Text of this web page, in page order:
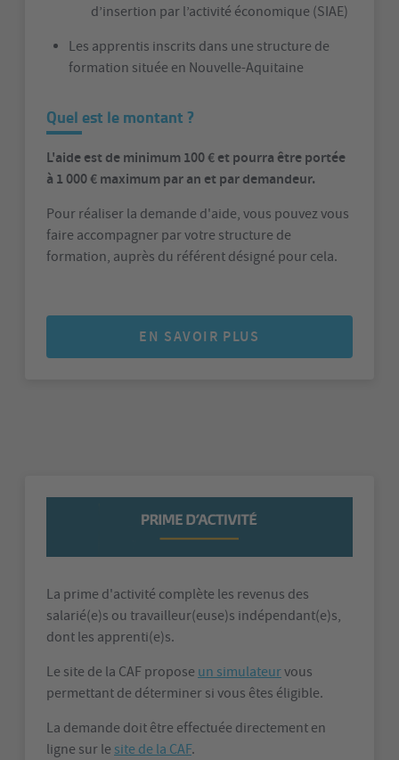
d’insertion par l’activité économique (SIAE)
Les apprentis inscrits dans une structure de
formation située en Nouvelle-Aquitaine
Quel est le montant ?
L'aide est de minimum 100 € et pourra être portée
à 1 000 € maximum par an et par demandeur.
Pour réaliser la demande d'aide, vous pouvez vous
faire accompagner par votre structure de
formation, auprès du référent désigné pour cela.
EN SAVOIR PLUS
La prime d'activité complète les revenus des
salarié(e)s ou travailleur(euse)s indépendant(e)s,
dont les apprenti(e)s.
Le site de la CAF propose un simulateurvous
permettant de déterminer si vous êtes éligible.
La demande doit être effectuée directement en
ligne sur le site de la CAF.